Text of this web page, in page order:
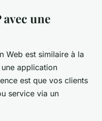
une
Web est similaire à la
application
est que vos clients
service via un